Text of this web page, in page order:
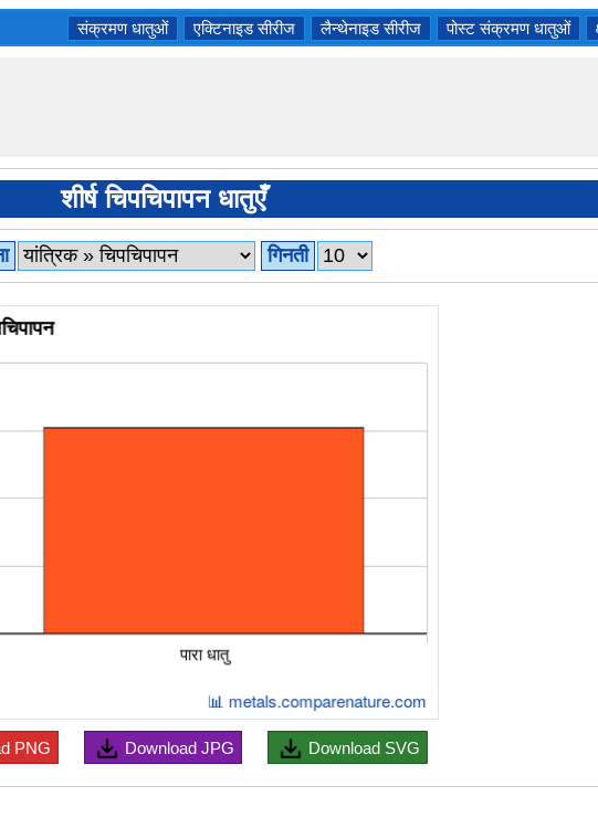
संक्रमण धातुओं एक्टिनाइड सीरीज लैन्थेनाइड सीरीज पोस्ट संक्रमण धातुओं
शीर्ष चिपचिपापन धातुएँ
गिनती
PNG DownloadJPG Download SVG